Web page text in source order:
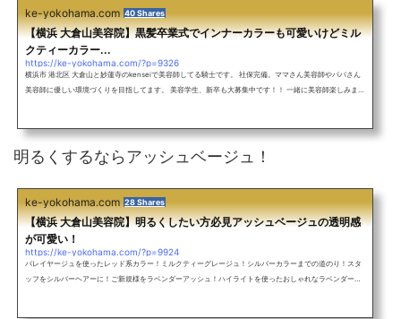
ke-yokohama.com 40 Shares
【横浜 大倉山美容院】黒髪卒業式でインナーカラーも可愛いけどミル
クティーカラー...
https://ke-yokohama.com/?p=9326
横浜市 港北区 大倉山と妙蓮寺のkenseiで美容師してる騎士です。 社保完備。ママさん美容師やパパさん
美容師に優しい環境づくりを目指してます。 美容学生、新卒も大募集中です！！ 一緒に美容師楽しみまし
すとで丸みのある縮毛矯正をしたい！ 超絶お待ちしてます！ メンズも大歓迎！バレイヤージュを使ったレ
ッド系カラー！ミル...
明るくするならアッシュベージュ！
ke-yokohama.com 28 Shares
【横浜 大倉山美容院】明るくしたい方必見アッシュベージュの透明感
が可愛い！
https://ke-yokohama.com/?p=9924
バレイヤージュを使ったレッド系カラー！ミルクティーグレージュ！シルバーカラーまでの道のり！スタ
ッフをシルバーヘアーに！ご新規様をラベンダーアッシュ！ハイライトを使ったおしゃれなラベンダーア